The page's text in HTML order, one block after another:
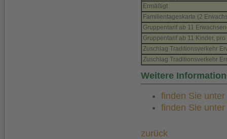
Ermäßigt
Familientageskarte (2
Gruppentarif ab 11
Gruppentarif ab 11 Kinder,
Zuschlag Traditionsverkehr
Zuschlag Traditionsverkehr
Weitere
finden Sie
finden Sie
zurück